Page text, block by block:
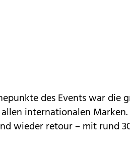
des Events war die
allen internationalen
wieder retour – mit rund